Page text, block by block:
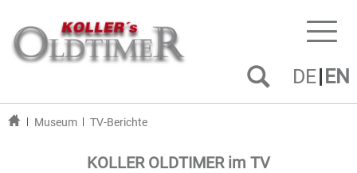
DE EN
Museum TV-Berichte
KOLLER OLDTIMER im TV